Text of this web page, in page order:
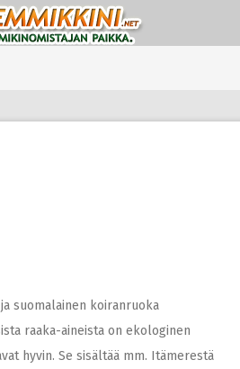
suomalainen koiranruoka
raaka-aineista on ekologinen
hyvin. Se sisältää mm. Itämerestä